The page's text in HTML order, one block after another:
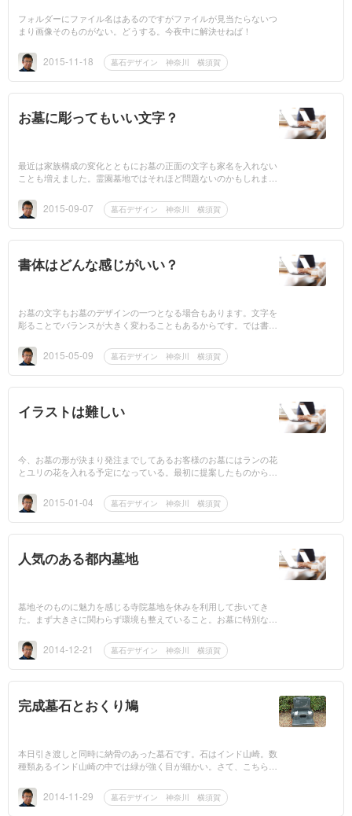
フォルダーにファイル名はあるのですがファイルが見当たらないつ
まり画像そのものがない。どうする。今夜中に解決せねば！
2015-11-18 墓石デザイン 神奈川 横須賀
お墓に彫ってもいい文字？
最近は家族構成の変化とともにお墓の正面の文字も家名を入れない
ことも増えました。霊園墓地ではそれほど問題ないのかもしれませ
ます。例...2015-09-07 墓石デザイン 神奈川 横須賀
書体はどんな感じがいい？
お墓の文字もお墓のデザインの一つとなる場合もあります。文字を
彫ることでバランスが大きく変わることもあるからです。では書体
す。... 2015-05-09 墓石デザイン 神奈川 横須賀
イラストは難しい
今、お墓の形が決まり発注までしてあるお客様のお墓にはランの花
とユリの花を入れる予定になっている。最初に提案したものから、
イメ... 2015-01-04 墓石デザイン 神奈川 横須賀
人気のある都内墓地
墓地そのものに魅力を感じる寺院墓地を休みを利用して歩いてき
た。まず大きさに関わらず環境も整えていること。お墓に特別な特
（石屋だけで...
2014-12-21 墓石デザイン 神奈川 横須賀
完成墓石とおくり鳩
本日引き渡しと同時に納骨のあった墓石です。石はインド山崎。数
種類あるインド山崎の中では緑が強く目が細かい。さて、こちらの
2014-11-29 墓石デザイン 神奈川 横須賀